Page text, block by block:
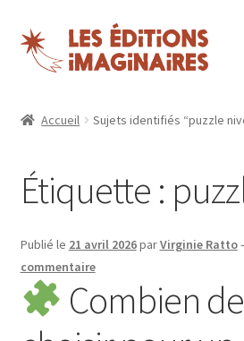
Aller
à
Aller
au
contenu
Blog
Nos magazines
Espace revendeurs
Mon compte
Accueil Sujets identifiés “puzzle
Étiquette :
Publié le 21 avril 2026parVirginie Ratto
commentaire
Combien